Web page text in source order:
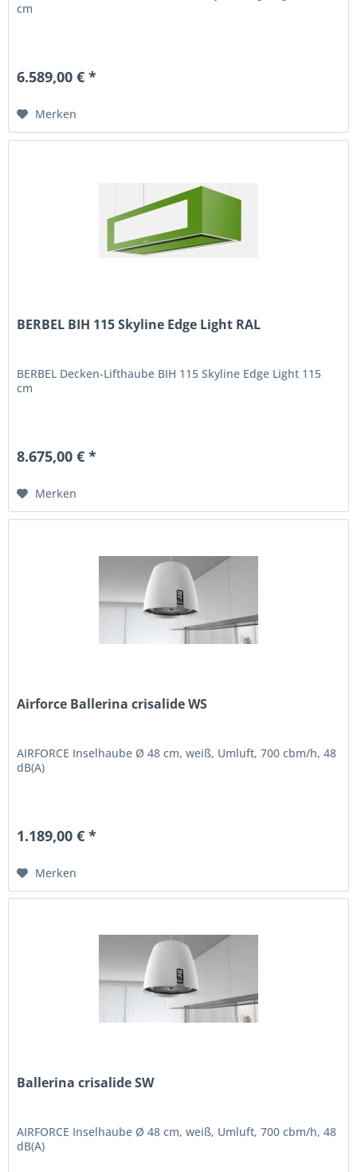
cm
6.589,00 € *
Merken
BERBEL BIH 115 Skyline Edge Light RAL
BERBEL Decken-Lifthaube BIH 115 Skyline Edge Light 115
cm
8.675,00 € *
Merken
Airforce Ballerina crisalide WS
AIRFORCE Inselhaube Ø 48 cm, weiß, Umluft, 700 cbm/h, 48
dB(A)
1.189,00 € *
Merken
Ballerina crisalide SW
AIRFORCE Inselhaube Ø 48 cm, weiß, Umluft, 700 cbm/h, 48
dB(A)